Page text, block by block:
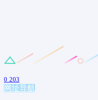
0 203
网址导航